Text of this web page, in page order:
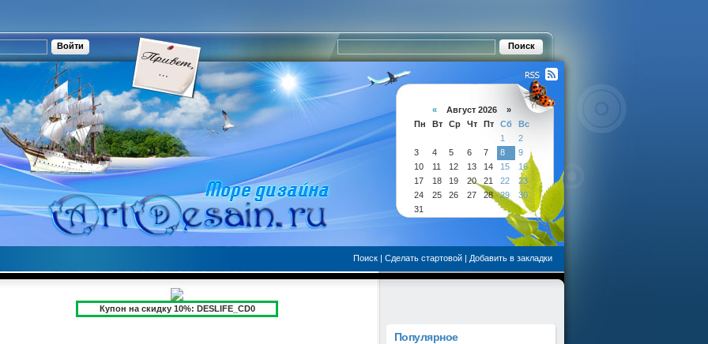
« Август 2026 »
Пн
Вт Ср Чт Пт Сб
Вс
1
2
3
4 5 6 7 8
9
10
11 12 13 14 15
16
17
18 19 20 21 22
23
24
25 26 27 28 29
30
31
Поиск | Сделать стартовой | Добавить в закладки
Купон на скидку 10%: DESLIFE_CD0
Популярное